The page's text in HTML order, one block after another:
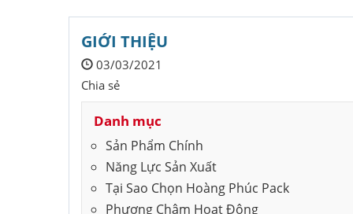
GIỚI THIỆU
03/03/2021
Chia sẻ
Danh mục
Sản Phẩm Chính
Năng Lực Sản Xuất
Tại Sao Chọn Hoàng Phúc Pack
Phương Châm Hoạt Động